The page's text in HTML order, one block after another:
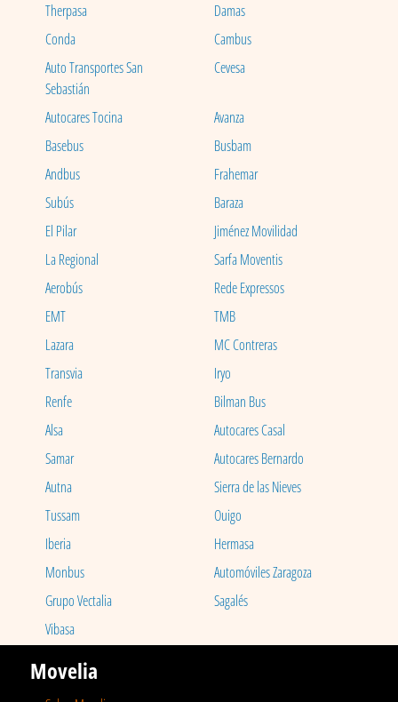
Therpasa
Damas
Conda
Cambus
Auto Transportes San
Sebastián
Cevesa
Autocares Tocina
Avanza
Basebus
Busbam
Andbus
Frahemar
Subús
Baraza
El Pilar
Jiménez Movilidad
La Regional
Sarfa Moventis
Aerobús
Rede Expressos
EMT
TMB
Lazara
MC Contreras
Transvia
Iryo
Renfe
Bilman Bus
Alsa
Autocares Casal
Samar
Autocares Bernardo
Autna
Sierra de las Nieves
Tussam
Ouigo
Iberia
Hermasa
Monbus
Automóviles Zaragoza
Grupo Vectalia
Sagalés
Vibasa
Movelia